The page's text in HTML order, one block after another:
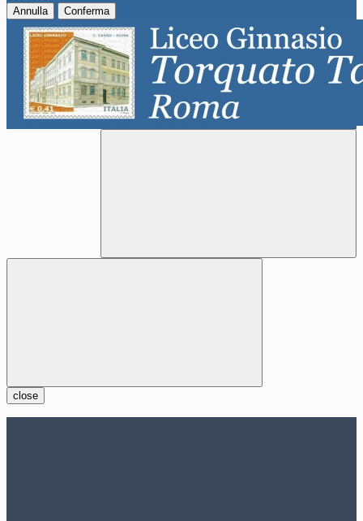
Annulla Conferma
close